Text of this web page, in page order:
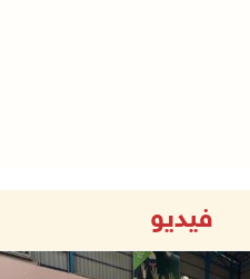
فيديو